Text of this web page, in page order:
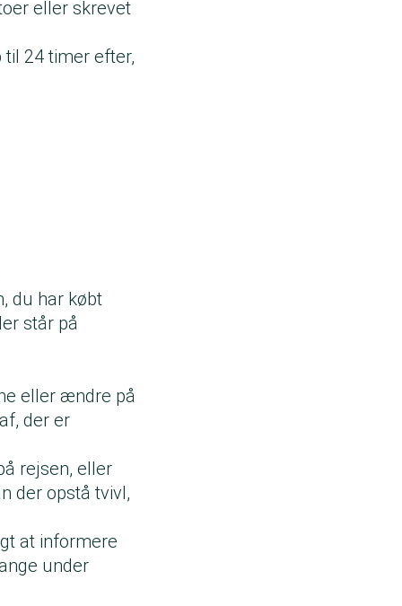
eller skrevet
24 timer efter,
du har købt
står på
eller ændre på
der er
rejsen, eller
der opstå tvivl,
at informere
under